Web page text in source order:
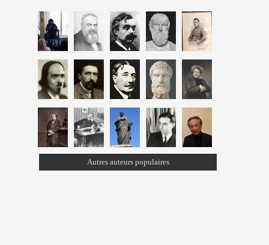
Autres auteurs populaires